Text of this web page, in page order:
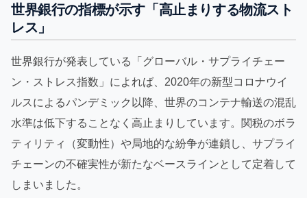
世界銀行の指標が示す「高止まりする物流スト
レス」
世界銀行が発表している「グローバル・サプライチェー
ン・ストレス指数」によれば、2020年の新型コロナウイ
ルスによるパンデミック以降、世界のコンテナ輸送の混乱
水準は低下することなく高止まりしています。関税のボラ
ティリティ（変動性）や局地的な紛争が連鎖し、サプライ
チェーンの不確実性が新たなベースラインとして定着して
しまいました。